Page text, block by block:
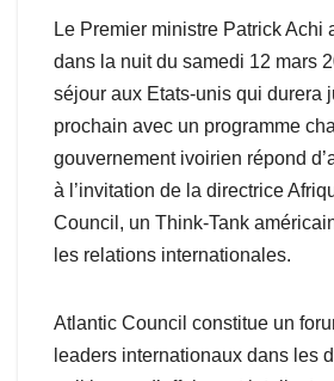
Le Premier ministre Patrick Achi
dans la nuit du samedi 12 mars
séjour aux Etats-unis qui durera
prochain avec un programme
gouvernement ivoirien répond
à l’invitation de la directrice
Council, un Think-Tank
les relations internationales.
Atlantic Council constitue un
leaders internationaux dans les